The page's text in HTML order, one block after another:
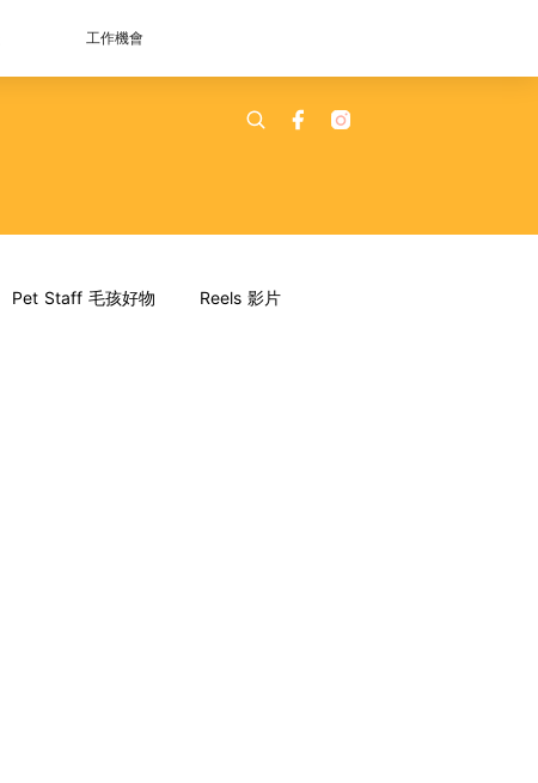
工作機會
Pet Staff 毛孩好物 Reels 影片